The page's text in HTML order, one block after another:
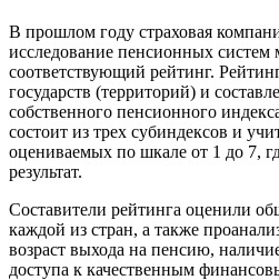
В прошлом году страховая
исследование пенсионных систем
соответствующий рейтинг.
государств (территорий) и
собственного пенсионного
состоит из трех субиндексов и
оцениваемых по шкале от 1 до 7,
результат.
Составители рейтинга оценили
каждой из стран, а также
возраст выхода на пенсию,
доступа к качественным